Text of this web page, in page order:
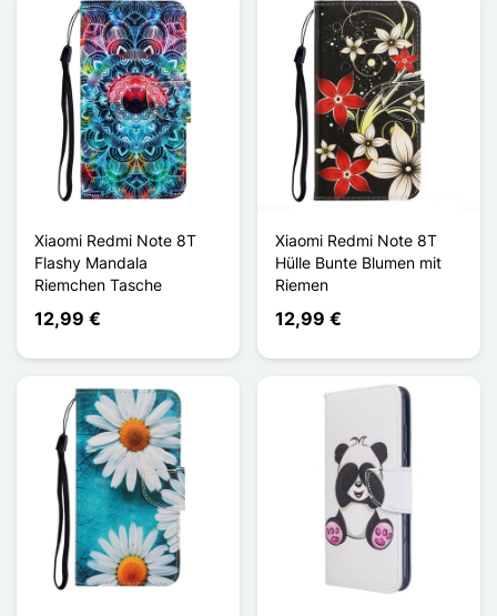
Xiaomi Redmi Note 8T
Flashy Mandala
Riemchen Tasche
12,99 €
Xiaomi Redmi Note 8T
Hülle Bunte Blumen mit
Riemen
12,99 €